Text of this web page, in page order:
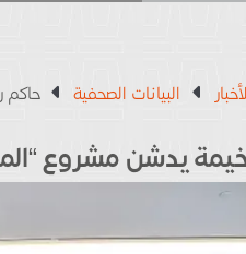
البيانات الصحفية حاكم
يدشن مشروع